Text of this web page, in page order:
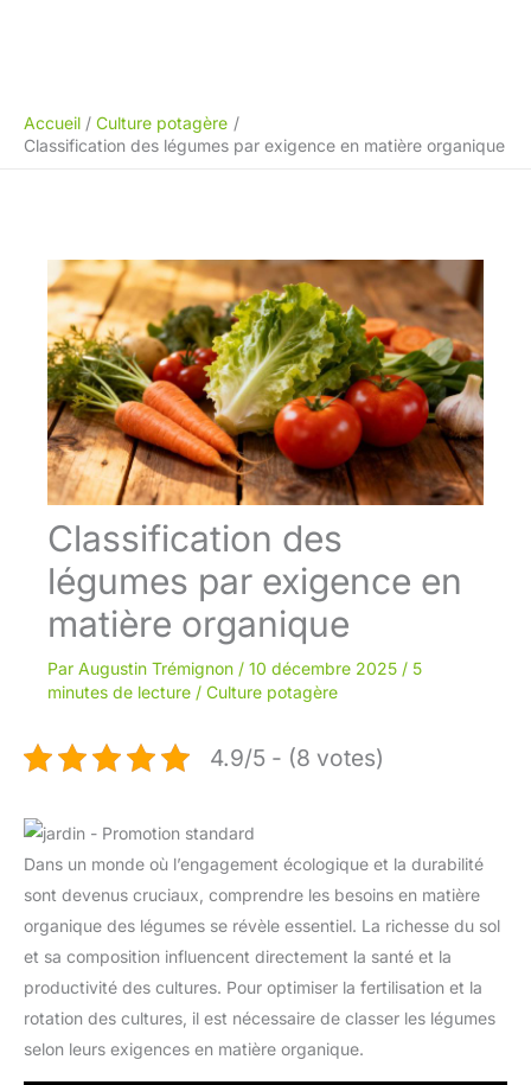
Accueil
Culture potagère
Classification des légumes par exigence en matière organique
Classification des
légumes par exigence en
matière organique
Par Augustin Trémignon / 10 décembre 2025 / 5
minutes de lecture / Culture potagère
4.9/5 - (8 votes)
Dans un monde où l’engagement écologique et la durabilité
sont devenus cruciaux, comprendre les besoins en matière
organique des légumes se révèle essentiel. La richesse du sol
et sa composition influencent directement la santé et la
productivité des cultures. Pour optimiser la fertilisation et la
rotation des cultures, il est nécessaire de classer les légumes
selon leurs exigences en matière organique.